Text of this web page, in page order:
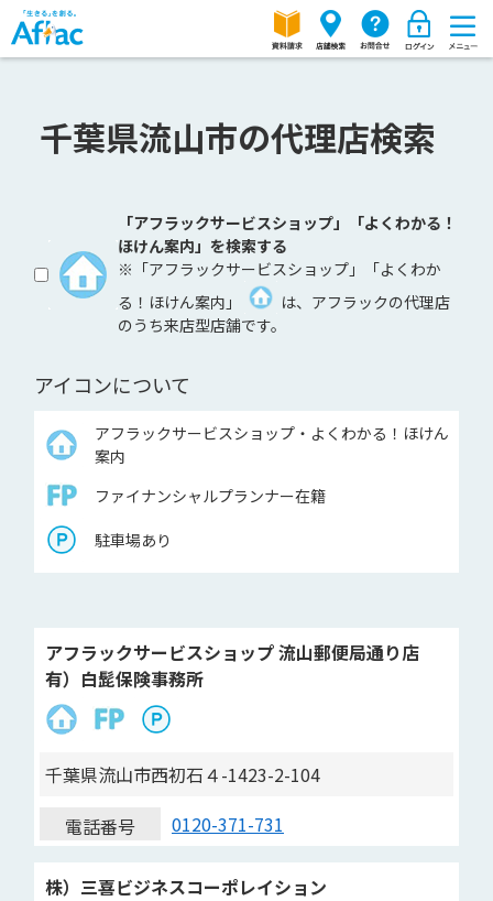
千葉県流山市の代理店検索
「アフラックサービスショップ」「よくわかる！
ほけん案内」を検索する
※「アフラックサービスショップ」「よくわか
る！ほけん案内」
は、アフラックの代理店
のうち来店型店舗です。
アイコンについて
アフラックサービスショップ・よくわかる！ほけん
案内
ファイナンシャルプランナー在籍
駐車場あり
アフラックサービスショップ 流山郵便局通り店
有）白髭保険事務所
千葉県流山市西初石４-1423-2-104
電話番号
0120-371-731
株）三喜ビジネスコーポレイション